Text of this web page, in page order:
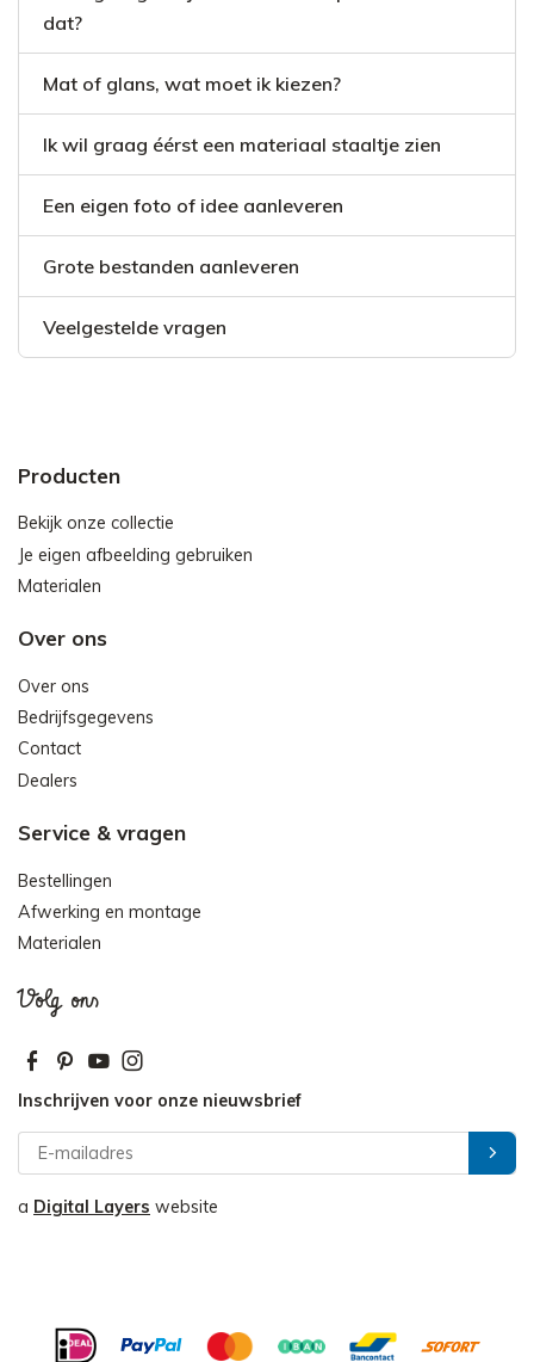
dat?
Mat of glans, wat moet ik kiezen?
Ik wil graag éérst een materiaal staaltje zien
Een eigen foto of idee aanleveren
Grote bestanden aanleveren
Veelgestelde vragen
Producten
Bekijk onze collectie
Je eigen afbeelding gebruiken
Materialen
Over ons
Over ons
Bedrijfsgegevens
Contact
Dealers
Service & vragen
Bestellingen
Afwerking en montage
Materialen
Volg ons
Inschrijven voor onze nieuwsbrief
a Digital Layers website